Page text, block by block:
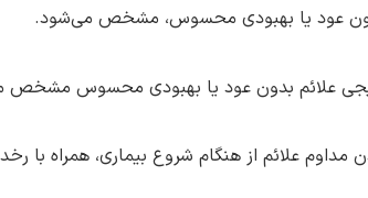
با بدتر شدن مداوم علائم از هنگام شروع بیماری،